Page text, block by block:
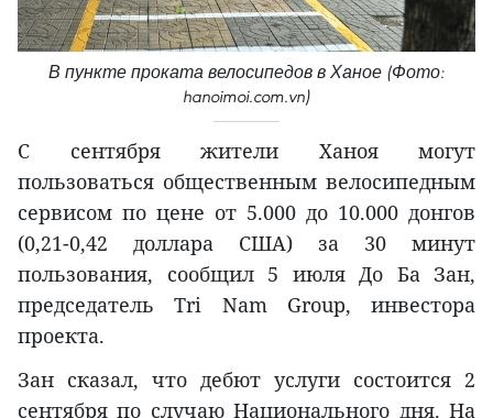
В пункте проката велосипедов в Ханое (Фото:
hanoimoi.com.vn)
С сентября жители Ханоя могут
пользоваться общественным велосипедным
сервисом по цене от 5.000 до 10.000 донгов
(0,21-0,42 доллара США) за 30 минут
пользования, сообщил 5 июля До Ба Зан,
председатель Tri Nam Group, инвестора
проекта.
Зан сказал, что дебют услуги состоится 2
сентября по случаю Национального дня. На